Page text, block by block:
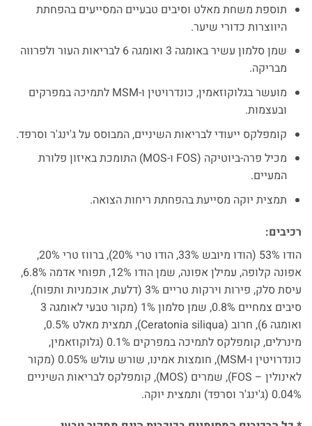
תוספת משחת מאלט וסיבים טבעיים המסייעים בהפחתת
היווצרות כדורי שיער.
שמן סלמון עשיר באומגה 3 ואומגה 6 לבריאות העור ולפרווה
מבריקה.
מועשר בגלוקוזאמין, כונדרויטין ו-MSM לתמיכה במפרקים
ובעצמות.
קומפלקס ייעודי לבריאות השיניים, המבוסס על ג'ינג'ר וסרפד.
מכיל פרה-ביוטיקה (FOS ו-MOS) התומכת באיזון פלורת
המעיים.
תמצית יוקה מסייעת בהפחתת ריחות הצואה.
רכיבים:
הודו 53% (הודו מיובש 33%, הודו טרי 20%), ברווז טרי 20%,
אפונה קלופה, עמילן אפונה, שמן הודו 12%, תפוחי אדמה 6.8%,
עיסת סלק, פירות וירקות טריים 3% (דלעת, אוכמניות ותפוח),
סיבים צמחיים 0.8%, שמן סלמון 1% (מקור טבעי לאומגה 3
ואומגה 6), חרוב (Ceratonia siliqua), תמצית מאלט 0.5%,
מינרלים, קומפלקס לתמיכה במפרקים 0.1% (גלוקוזאמין,
כונדרויטין ו-MSM), חומצות אמינו, שורש עולש 0.05% (מקור
לאינולין – FOS), שמרים (MOS), קומפלקס לבריאות השיניים
0.04% (ג'ינג'ר וסרפד) ותמצית יוקה.